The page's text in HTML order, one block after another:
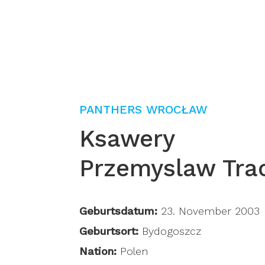
PANTHERS WROCŁAW
Ksawery
Przemyslaw
Geburtsdatum: 23. November 2003
Geburtsort: Bydogoszcz
Nation: Polen